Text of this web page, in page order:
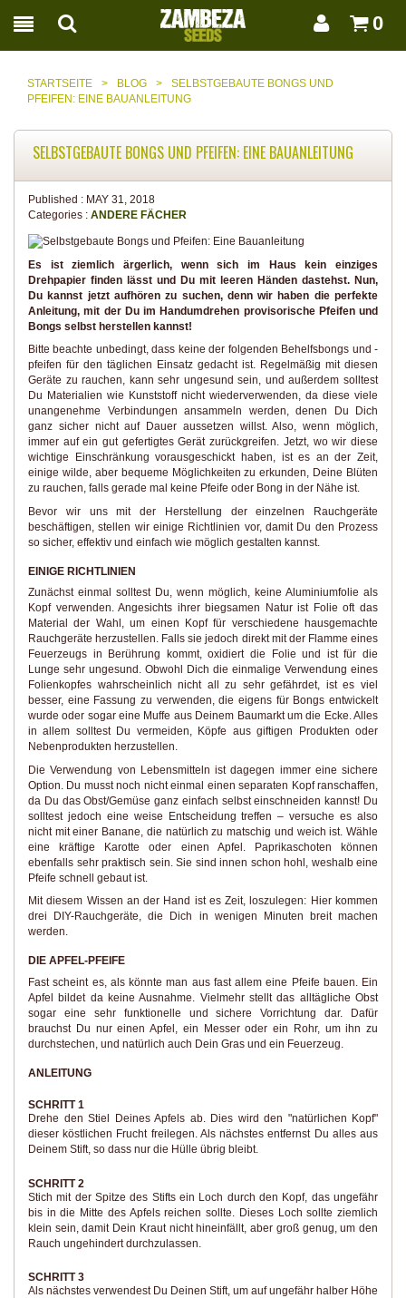
0
STARTSEITE > BLOG >
SELBSTGEBAUTE BONGS UND
PFEIFEN: EINE BAUANLEITUNG
SELBSTGEBAUTE BONGS UND PFEIFEN: EINE BAUANLEITUNG
Published : MAY 31, 2018
Categories : ANDERE FÄCHER
Es ist ziemlich ärgerlich, wenn sich im Haus kein einziges
Drehpapier finden lässt und Du mit leeren Händen dastehst. Nun,
Du kannst jetzt aufhören zu suchen, denn wir haben die perfekte
Anleitung, mit der Du im Handumdrehen provisorische Pfeifen und
Bongs selbst herstellen kannst!
Bitte beachte unbedingt, dass keine der folgenden Behelfsbongs und -
pfeifen für den täglichen Einsatz gedacht ist. Regelmäßig mit diesen
Geräte zu rauchen, kann sehr ungesund sein, und außerdem solltest
Du Materialien wie Kunststoff nicht wiederverwenden, da diese viele
unangenehme Verbindungen ansammeln werden, denen Du Dich
ganz sicher nicht auf Dauer aussetzen willst. Also, wenn möglich,
immer auf ein gut gefertigtes Gerät zurückgreifen. Jetzt, wo wir diese
wichtige Einschränkung vorausgeschickt haben, ist es an der Zeit,
einige wilde, aber bequeme Möglichkeiten zu erkunden, Deine Blüten
zu rauchen, falls gerade mal keine Pfeife oder Bong in der Nähe ist.
Bevor wir uns mit der Herstellung der einzelnen Rauchgeräte
beschäftigen, stellen wir einige Richtlinien vor, damit Du den Prozess
so sicher, effektiv und einfach wie möglich gestalten kannst.
EINIGE RICHTLINIEN
Zunächst einmal solltest Du, wenn möglich, keine Aluminiumfolie als
Kopf verwenden. Angesichts ihrer biegsamen Natur ist Folie oft das
Material der Wahl, um einen Kopf für verschiedene hausgemachte
Rauchgeräte herzustellen. Falls sie jedoch direkt mit der Flamme eines
Feuerzeugs in Berührung kommt, oxidiert die Folie und ist für die
Lunge sehr ungesund. Obwohl Dich die einmalige Verwendung eines
Folienkopfes wahrscheinlich nicht all zu sehr gefährdet, ist es viel
besser, eine Fassung zu verwenden, die eigens für Bongs entwickelt
wurde oder sogar eine Muffe aus Deinem Baumarkt um die Ecke. Alles
in allem solltest Du vermeiden, Köpfe aus giftigen Produkten oder
Nebenprodukten herzustellen.
Die Verwendung von Lebensmitteln ist dagegen immer eine sichere
Option. Du musst noch nicht einmal einen separaten Kopf ranschaffen,
da Du das Obst/Gemüse ganz einfach selbst einschneiden kannst! Du
solltest jedoch eine weise Entscheidung treffen – versuche es also
nicht mit einer Banane, die natürlich zu matschig und weich ist. Wähle
eine kräftige Karotte oder einen Apfel. Paprikaschoten können
ebenfalls sehr praktisch sein. Sie sind innen schon hohl, weshalb eine
Pfeife schnell gebaut ist.
Mit diesem Wissen an der Hand ist es Zeit, loszulegen: Hier kommen
drei DIY-Rauchgeräte, die Dich in wenigen Minuten breit machen
werden.
DIE APFEL-PFEIFE
Fast scheint es, als könnte man aus fast allem eine Pfeife bauen. Ein
Apfel bildet da keine Ausnahme. Vielmehr stellt das alltägliche Obst
sogar eine sehr funktionelle und sichere Vorrichtung dar. Dafür
brauchst Du nur einen Apfel, ein Messer oder ein Rohr, um ihn zu
durchstechen, und natürlich auch Dein Gras und ein Feuerzeug.
ANLEITUNG
SCHRITT 1
Drehe den Stiel Deines Apfels ab. Dies wird den "natürlichen Kopf"
dieser köstlichen Frucht freilegen. Als nächstes entfernst Du alles aus
Deinem Stift, so dass nur die Hülle übrig bleibt.
SCHRITT 2
Stich mit der Spitze des Stifts ein Loch durch den Kopf, das ungefähr
bis in die Mitte des Apfels reichen sollte. Dieses Loch sollte ziemlich
klein sein, damit Dein Kraut nicht hineinfällt, aber groß genug, um den
Rauch ungehindert durchzulassen.
SCHRITT 3
Als nächstes verwendest Du Deinen Stift, um auf ungefähr halber Höhe